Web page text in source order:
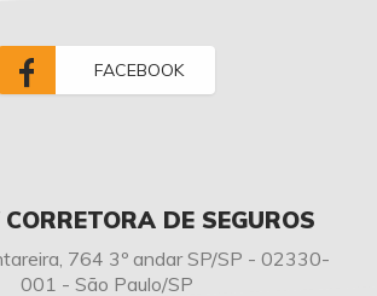
FACEBOOK
DE SEGUROS
764 3º andar SP/SP - 02330-
001 - São Paulo/SP